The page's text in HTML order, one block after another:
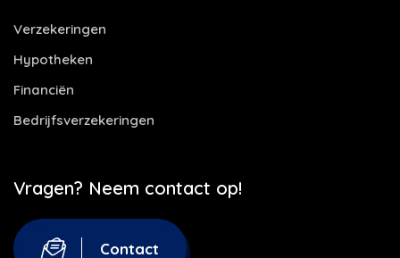
Verzekeringen
Hypotheken
Financiën
Bedrijfsverzekeringen
Vragen? Neem contact op!
Contact